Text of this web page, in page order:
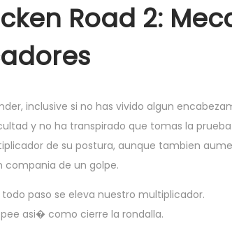
Road 2:
inclusive si no has vivido algun
y no ha transpirado que tomas la
de su postura, aunque tambien
compania de un golpe.
paso se eleva nuestro multiplicador.
asi� como cierre la rondalla.